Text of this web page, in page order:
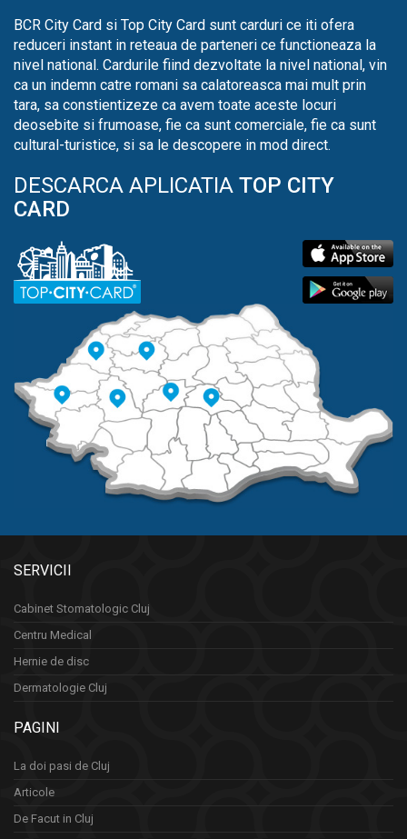
BCR City Card si Top City Card sunt carduri ce iti ofera
reduceri instant in reteaua de parteneri ce functioneaza la
nivel national. Cardurile fiind dezvoltate la nivel national, vin
ca un indemn catre romani sa calatoreasca mai mult prin
tara, sa constientizeze ca avem toate aceste locuri
deosebite si frumoase, fie ca sunt comerciale, fie ca sunt
cultural-turistice, si sa le descopere in mod direct.
DESCARCA APLICATIA TOP CITY
CARD
SERVICII
Cabinet Stomatologic Cluj
Centru Medical
Hernie de disc
Dermatologie Cluj
PAGINI
La doi pasi de Cluj
Articole
De Facut in Cluj